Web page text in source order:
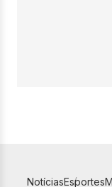
NotíciasEsportes